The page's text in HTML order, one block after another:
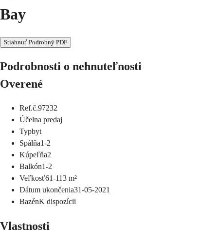
Bay
Stiahnuť Podrobný PDF
Podrobnosti o nehnuteľnosti
Overené
Ref.č.97232
Účelna predaj
Typbyt
Spálňa1-2
Kúpeľňa2
Balkón1-2
Veľkosť61-113 m²
Dátum ukončenia31-05-2021
BazénK dispozícii
Vlastnosti